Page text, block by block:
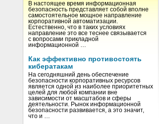
В настоящее время информационная
безопасность представляет собой вполне
самостоятельное мощное направление
корпоративной автоматизации.
Естественно, что в таких условиях
направление это все теснее связывается
с вопросами прикладной
информационной …
Как эффективно противостоять
кибератакам
На сегодняшний день обеспечение
безопасности корпоративных ресурсов
является одной из наиболее приоритетных
целей для любой компании вне
зависимости от масштабов и сферы
деятельности. Рынок информационной
безопасности развивается, а это значит,
что и …